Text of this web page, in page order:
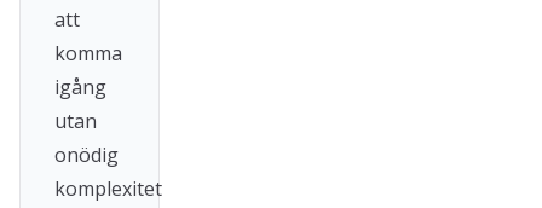
att
komma
igång
utan
onödig
komplexitet